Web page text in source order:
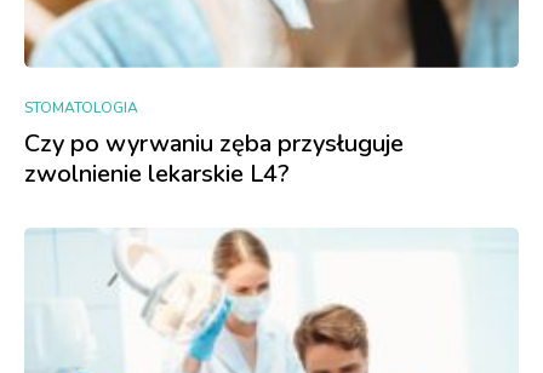
STOMATOLOGIA
Czy po wyrwaniu zęba przysługuje
zwolnienie lekarskie L4?